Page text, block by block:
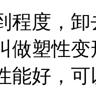
度，卸
做塑性
能好，